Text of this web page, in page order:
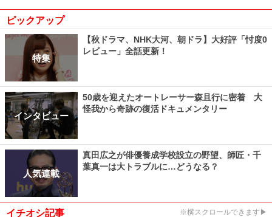
ピックアップ
特集
【秋ドラマ、NHK大河、朝ドラ】大好評「忖度0
レビュー」全話更新！
インタビュー
50歳を迎えたオートレーサー森且行に密着 大
怪我から奇跡の復活ドキュメンタリー
人気連載
真田広之が俳優養成学校設立の野望、師匠・千
葉真一は大トラブルに…どうなる？
イチオシ記事 ※横スクロールできます▶